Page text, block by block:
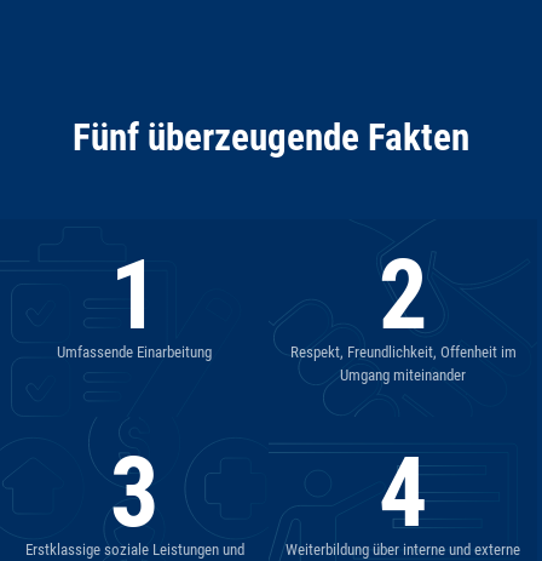
Fünf überzeugende Fakten
1
Umfassende Einarbeitung 2
Respekt, Freundlichkeit, Offenheit im
Umgang miteinander
3
Erstklassige soziale Leistungen und
4
Weiterbildung über interne und externe